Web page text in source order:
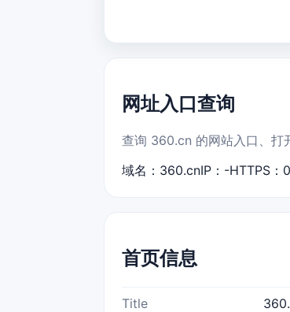
网址入口查询
查询 360.cn 的网站入口、打
域名：360.cnIP：-HTTPS：0
首页信息
Title